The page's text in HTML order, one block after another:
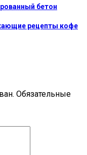
бетон
рецепты кофе
Обязательные